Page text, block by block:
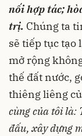
nối hợp tác;
trị. Chúng ta
sẽ tiếp tục tạo
mở rộng
thế đất nước,
thiêng liêng
cùng của tôi là:
đấu, xây dựng